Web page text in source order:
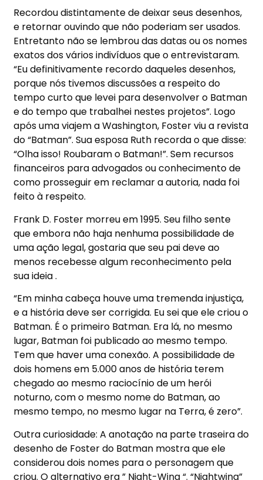
Recordou distintamente de deixar seus desenhos,
e retornar ouvindo que não poderiam ser usados.
Entretanto não se lembrou das datas ou os nomes
exatos dos vários indivíduos que o entrevistaram.
“Eu definitivamente recordo daqueles desenhos,
porque nós tivemos discussões a respeito do
tempo curto que levei para desenvolver o Batman
e do tempo que trabalhei nestes projetos”. Logo
após uma viajem a Washington, Foster viu a revista
do “Batman”. Sua esposa Ruth recorda o que disse:
“Olha isso! Roubaram o Batman!”. Sem recursos
financeiros para advogados ou conhecimento de
como prosseguir em reclamar a autoria, nada foi
feito à respeito.
Frank D. Foster morreu em 1995. Seu filho sente
que embora não haja nenhuma possibilidade de
uma ação legal, gostaria que seu pai deve ao
menos recebesse algum reconhecimento pela
sua ideia .
“Em minha cabeça houve uma tremenda injustiça,
e a história deve ser corrigida. Eu sei que ele criou o
Batman. É o primeiro Batman. Era lá, no mesmo
lugar, Batman foi publicado ao mesmo tempo.
Tem que haver uma conexão. A possibilidade de
dois homens em 5.000 anos de história terem
chegado ao mesmo raciocínio de um herói
noturno, com o mesmo nome do Batman, ao
mesmo tempo, no mesmo lugar na Terra, é zero”.
Outra curiosidade: A anotação na parte traseira do
desenho de Foster do Batman mostra que ele
considerou dois nomes para o personagem que
criou. O alternativo era ” Night-Wing “. “Nightwing”